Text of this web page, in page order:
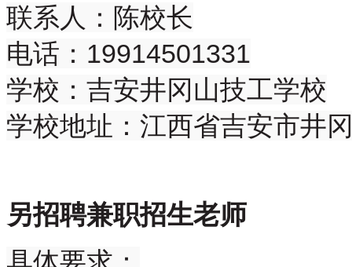
联系人：陈校长
电话：19914501331
学校：吉安井冈山技工学校
学校地址：江西省吉安市井
另招聘兼职招生老师